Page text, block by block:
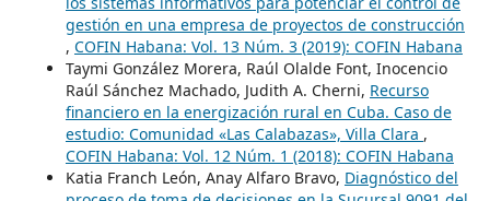
gestión en una empresa de proyectos de construcción
, COFIN Habana: Vol. 13 Núm. 3 (2019): COFIN Habana
Taymi González Morera, Raúl Olalde Font, Inocencio
Raúl Sánchez Machado, Judith A. Cherni, Recurso
financiero en la energización rural en Cuba. Caso de
estudio: Comunidad «Las Calabazas», Villa Clara ,
COFIN Habana: Vol. 12 Núm. 1 (2018): COFIN Habana
Katia Franch León, Anay Alfaro Bravo, Diagnóstico del